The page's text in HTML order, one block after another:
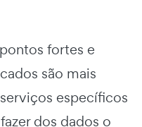
fortes e
são mais
específicos
dos dados o